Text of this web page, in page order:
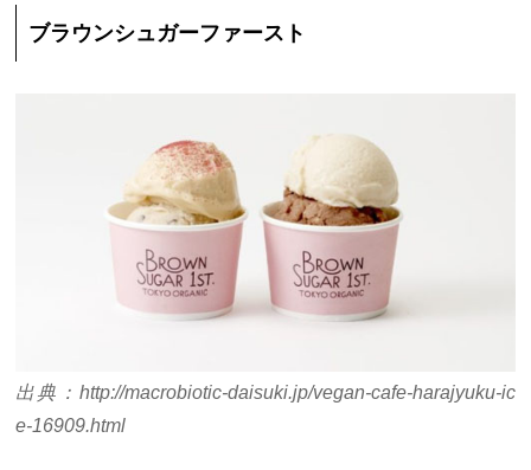
ブラウンシュガーファースト
出典：http://macrobiotic-daisuki.jp/vegan-cafe-harajyuku-ic
e-16909.html